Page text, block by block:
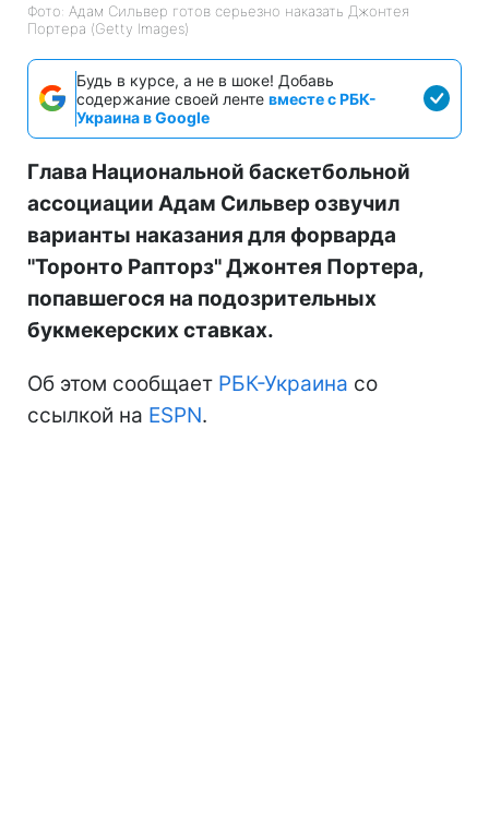
Фото: Адам Сильвер готов серьезно наказать Джонтея
Портера (Getty Images)
Будь в курсе, а не в шоке! Добавь
содержание своей ленте вместе с РБК-
Украина в Google
Глава Национальной баскетбольной
ассоциации Адам Сильвер озвучил
варианты наказания для форварда
"Торонто Рапторз" Джонтея Портера,
попавшегося на подозрительных
букмекерских ставках.
Об этом сообщает РБК-Украина со
ссылкой на ESPN.